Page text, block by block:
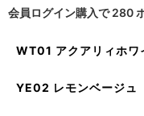
会員ログイン購入で 280
WT01 アクアリィホワ
YE02 レモンベージュ